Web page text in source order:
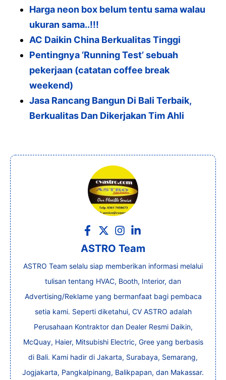
Harga neon box belum tentu sama walau
ukuran sama..!!!
AC Daikin China Berkualitas Tinggi
Pentingnya ‘Running Test’ sebuah
pekerjaan (catatan coffee break
weekend)
Jasa Rancang Bangun Di Bali Terbaik,
Berkualitas Dan Dikerjakan Tim Ahli
ASTRO Team
ASTRO Team selalu siap memberikan informasi melalui
tulisan tentang HVAC, Booth, Interior, dan
Advertising/Reklame yang bermanfaat bagi pembaca
setia kami. Seperti diketahui, CV ASTRO adalah
Perusahaan Kontraktor dan Dealer Resmi Daikin,
McQuay, Haier, Mitsubishi Electric, Gree yang berbasis
di Bali. Kami hadir di Jakarta, Surabaya, Semarang,
Jogjakarta, Pangkalpinang, Balikpapan, dan Makassar.